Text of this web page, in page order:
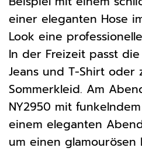
einer eleganten Hose
Look eine
In der Freizeit passt
Jeans und T-Shirt oder
Sommerkleid. Am
NY2950 mit
einem eleganten
um einen glamourösen